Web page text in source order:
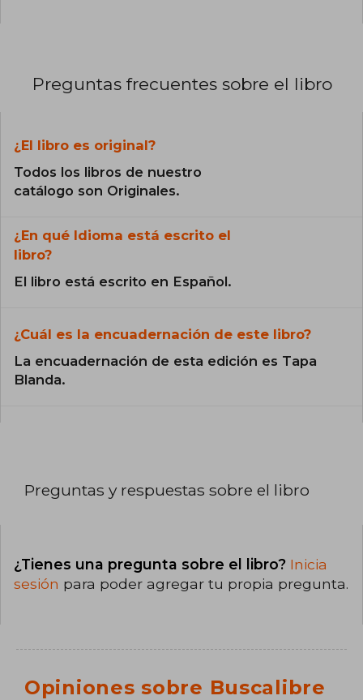
Preguntas frecuentes sobre el libro
¿El libro es original?
Todos los libros de nuestro
catálogo son Originales.
¿En qué Idioma está escrito el
libro?
El libro está escrito en Español.
¿Cuál es la encuadernación de este libro?
La encuadernación de esta edición es Tapa
Blanda.
Preguntas y respuestas sobre el libro
¿Tienes una pregunta sobre el libro? Inicia
sesión para poder agregar tu propia pregunta.
Opiniones sobre Buscalibre